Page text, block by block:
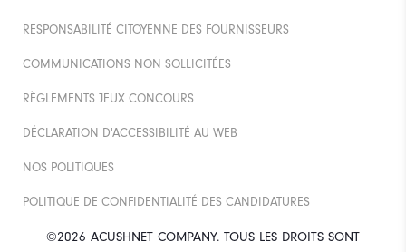
©2026 ACUSHNET COMPANY. TOUS LES DROITS SONT
RESPONSABILITÉ CITOYENNE DES FOURNISSEURS
COMMUNICATIONS NON SOLLICITÉES
RÈGLEMENTS JEUX CONCOURS
DÉCLARATION D'ACCESSIBILITÉ AU WEB
NOS POLITIQUES
POLITIQUE DE CONFIDENTIALITÉ DES CANDIDATURES